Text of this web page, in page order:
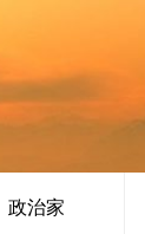
政治家